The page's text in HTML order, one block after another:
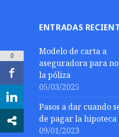
ENTRADAS
Modelo de carta a
aseguradora para
la póliza
05/03/2025
Pasos a dar cuando
de pagar la hipoteca
09/01/2023
0